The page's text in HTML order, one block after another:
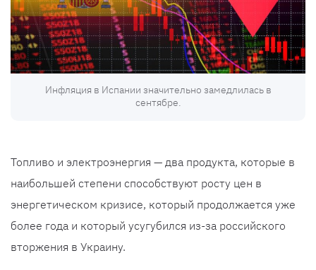
Инфляция в Испании значительно замедлилась в
сентябре.
Топливо и электроэнергия — два продукта, которые в
наибольшей степени способствуют росту цен в
энергетическом кризисе, который продолжается уже
более года и который усугубился из-за российского
вторжения в Украину.